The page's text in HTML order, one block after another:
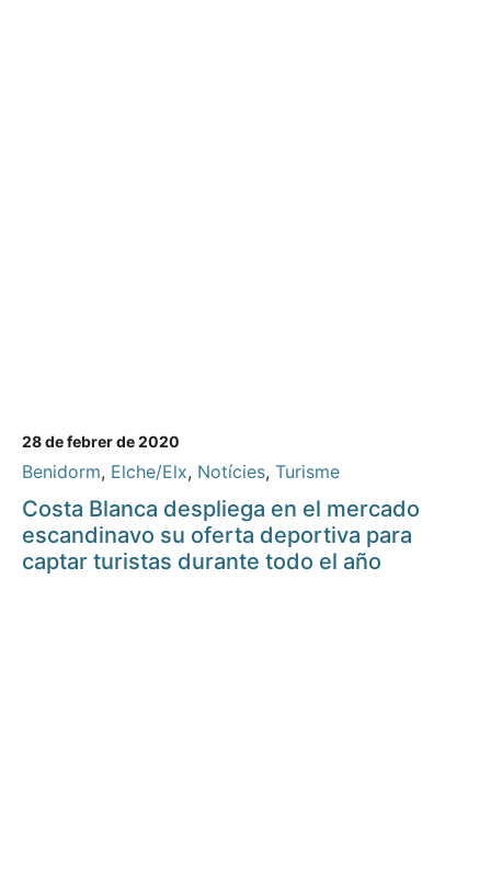
28 de febrer de 2020
Benidorm, Elche/Elx, Notícies, Turisme
Costa Blanca despliega en el mercado
escandinavo su oferta deportiva para
captar turistas durante todo el año